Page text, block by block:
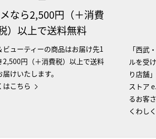
なら2,500円（＋消費
）以上で送料無料
ビューティーの商品はお届け先1
2,500円（＋消費税）以上で送料
けいたします。
はこちら
「西武
ルを受
り店舗
ストア
るお客
くわし